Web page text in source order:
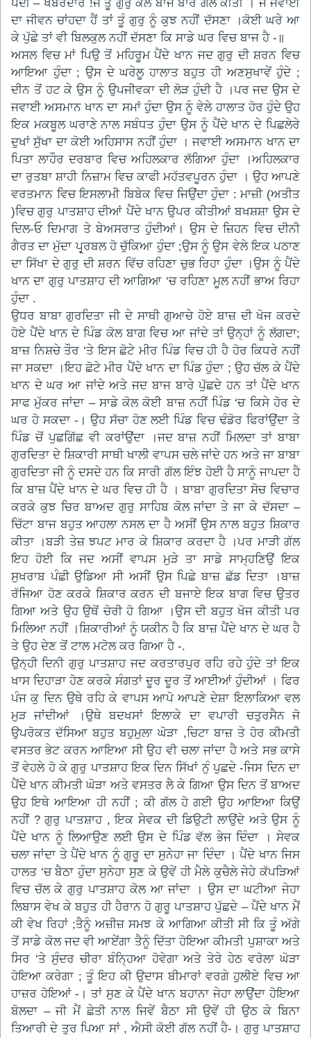
ਪੈਂਦੀ – ਖਬਰਦਾਰ !ਜੇ ਤੂੰ ਗੁਰੁ ਕੋਲ ਬਾਜ ਬਾਰੇ ਗੱਲ ਕੀਤੀ । ਜੇ ਜਵਾਈ
ਦਾ ਜੀਵਨ ਚਾਂਹਦਾ ਹੈਂ ਤਾਂ ਤੂੰ ਗੁਰੁ ਨੂੰ ਕੁਝ ਨਹੀਂ ਦੱਸਣਾ ।ਕੋਈ ਘਰੇ ਆ
ਕੇ ਪੁੱਛੇ ਤਾਂ ਵੀ ਬਿਲਕੁਲ ਨਹੀਂ ਦੱਸਣਾ ਕਿ ਸਾਡੇ ਘਰ ਵਿਚ ਬਾਜ ਹੈ -॥
ਅਸਲ ਵਿਚ ਮਾਂ ਪਿਉ ਤੋਂ ਮਹਿਰੂਮ ਪੈਂਦੇ ਖਾਨ ਜਦ ਗੁਰੁ ਦੀ ਸ਼ਰਨ ਵਿਚ
ਆਇਆ ਹੁੰਦਾ ; ਉਸ ਦੇ ਘਰੇਲੂ ਹਾਲਾਤ ਬਹੁਤ ਹੀ ਅਣਸੁਖਾਵੇਂ ਹੁੰਦੇ ;
ਦੀਨ ਤੋਂ ਹਟ ਕੇ ਉਸ ਨੂੰ ਉਪਜੀਵਕਾ ਦੀ ਲੋੜ ਹੁੰਦੀ ਹੈ ।ਪਰ ਜਦ ਉਸ ਦੇ
ਜਵਾਈ ਅਸਮਾਨ ਖਾਨ ਦਾ ਸਮਾਂ ਹੁੰਦਾ ਉਸ ਨੂੰ ਵੇਲੇ ਹਾਲਾਤ ਹੋਰ ਹੁੰਦੇ ਉਹ
ਇਕ ਮਕਬੂਲ ਘਰਾਣੇ ਨਾਲ ਸਬੰਧਤ ਹੁੰਦਾ ਉਸ ਨੂੰ ਪੈਂਦੇ ਖਾਨ ਦੇ ਪਿਛਲੇਰੇ
ਦੁਖਾਂ ਸੁੱਖਾ ਦਾ ਕੋਈ ਅਹਿਸਾਸ ਨਹੀਂ ਹੁੰਦਾ । ਜਵਾਈ ਅਸਮਾਨ ਖਾਨ ਦਾ
ਪਿਤਾ ਲਾਹੌਰ ਦਰਬਾਰ ਵਿਚ ਅਹਿਲਕਾਰ ਲੱਗਿਆ ਹੁੰਦਾ ।ਅਹਿਲਕਾਰ
ਦਾ ਰੁਤਬਾ ਸ਼ਾਹੀ ਨਿਜ਼ਾਮ ਵਿਚ ਕਾਫੀ ਮਹੱਤਵਪੂਰਨ ਹੁੰਦਾ । ਉਹ ਆਪਣੇ
ਵਰਤਮਾਨ ਵਿਚ ਇਸਲਾਮੀ ਬਿਬੇਕ ਵਿਚ ਜਿਉਂਦਾ ਹੁੰਦਾ : ਮਾਜ਼ੀ (ਅਤੀਤ
)ਵਿਚ ਗੁਰੁ ਪਾਤਸ਼ਾਹ ਦੀਆਂ ਪੈਂਦੇ ਖਾਨ ਉਪਰ ਕੀਤੀਆਂ ਬਖਸ਼ਸ਼ਾ ਉਸ ਦੇ
ਦਿਲ-ਓ ਦਿਮਾਗ ਤੇ ਬੇਅਸਰਾਤ ਹੁੰਦੀਆਂ। ਉਸ ਦੇ ਜ਼ਿਹਨ ਵਿਚ ਦੀਨੀ
ਗੈਰਤ ਦਾ ਮੁੱਦਾ ਪ੍ਰ੍ਰਬਲ ਹੋ ਚੁੱਕਿਆ ਹੁੰਦਾ ;ਉਸ ਨੂੰ ਉਸ ਵੇਲੇ ਇਕ ਪਠਾਣ
ਦਾ ਸਿੱਖਾ ਦੇ ਗੁਰੁ ਦੀ ਸ਼ਰਨ ਵਿੱਚ ਰਹਿਣਾ ਚੁਭ ਰਿਹਾ ਹੁੰਦਾ ।ਉਸ ਨੂੰ ਪੈਂਦੇ
ਖਾਨ ਦਾ ਗੁਰੁ ਪਾਤਸ਼ਾਹ ਦੀ ਆਗਿਆ ‘ਚ ਰਹਿਣਾ ਮੂਲ ਨਹੀਂ ਭਾਅ ਰਿਹਾ
ਹੁੰਦਾ .
ਉਧਰ ਬਾਬਾ ਗੁਰਦਿਤਾ ਜੀ ਦੇ ਸਾਥੀ ਗੁਆਚੇ ਹੋਏ ਬਾਜ਼ ਦੀ ਖੋਜ ਕਰਦੇ
ਹੋਏ ਪੈਂਦੇ ਖਾਨ ਦੇ ਪਿੰਡ ਕੋਲ ਬਾਗ ਵਿਚ ਆ ਜਾਂਦੇ ਤਾਂ ਉਨ੍ਹਾਂ ਨੂੰ ਲੱਗਦਾ;
ਬਾਜ਼ ਨਿਸ਼ਚੇ ਤੌਰ ‘ਤੇ ਇਸ ਛੋਟੇ ਮੀਰ ਪਿੰਡ ਵਿਚ ਹੀ ਹੈ ਹੋਰ ਕਿਧਰੇ ਨਹੀਂ
ਜਾ ਸਕਦਾ ।ਇਹ ਛੋਟੇ ਮੀਰ ਪੈਂਦੇ ਖਾਨ ਦਾ ਪਿੰਡ ਹੁੰਦਾ ; ਉਹ ਚੱਲ ਕੇ ਪੈਂਦੇ
ਖਾਨ ਦੇ ਘਰ ਆ ਜਾਂਦੇ ਅਤੇ ਜਦ ਬਾਜ ਬਾਰੇ ਪੁੱਛਦੇ ਹਨ ਤਾਂ ਪੈਂਦੇ ਖਾਨ
ਸਾਫ ਮੁੱਕਰ ਜਾਂਦਾ – ਸਾਡੇ ਕੋਲ ਕੋਈ ਬਾਜ਼ ਨਹੀਂ ਪਿੰਡ ‘ਚ ਕਿਸੇ ਹੋਰ ਦੇ
ਘਰ ਹੋ ਸਕਦਾ -। ਉਹ ਸੱਚਾ ਹੋਣ ਲਈ ਪਿੰਡ ਵਿਚ ਢੰਡੋਰ ਫਿਰਾਂਉਂਦਾ ਤੇ
ਪਿੰਡ ਚੋਂ ਪੁਛਗਿੱਛ ਵੀ ਕਰਾਂਉਂਦਾ ।ਜਦ ਬਾਜ਼ ਨਹੀਂ ਮਿਲਦਾ ਤਾਂ ਬਾਬਾ
ਗੁਰਦਿਤਾ ਦੇ ਸ਼ਿਕਾਰੀ ਸਾਥੀ ਖਾਲੀ ਵਾਪਸ ਚਲੇ ਜਾਂਦੇ ਹਨ ਅਤੇ ਜਾ ਬਾਬਾ
ਗੁਰਦਿਤਾ ਜੀ ਨੂੰ ਦਸਦੇ ਹਨ ਕਿ ਸਾਰੀ ਗੱਲ ਇੰਝ ਹੋਈ ਹੈ ਸਾਨੂੰ ਜਾਪਦਾ ਹੈ
ਕਿ ਬਾਜ਼ ਪੈਂਦੇ ਖਾਨ ਦੇ ਘਰ ਵਿਚ ਹੀ ਹੈ । ਬਾਬਾ ਗੁਰਦਿਤਾ ਸੋਚ ਵਿਚਾਰ
ਕਰਕੇ ਕੁਝ ਚਿਰ ਬਾਅਦ ਗੁਰੁ ਸਾਹਿਬ ਕੋਲ ਜਾਂਦਾ ਤੇ ਜਾ ਕੇ ਦੱਸਦਾ –
ਚਿੱਟਾ ਬਾਜ ਬਹੁਤ ਆਹਲਾ ਨਸਲ ਦਾ ਹੈ ਅਸੀਂ ਉਸ ਨਾਲ ਬਹੁਤ ਸ਼ਿਕਾਰ
ਕੀਤਾ ।ਬੜੀ ਤੇਜ਼ ਝਪਟ ਮਾਰ ਕੇ ਸ਼ਿਕਾਰ ਕਰਦਾ ਹੈ ।ਪਰ ਮਾੜੀ ਗੱਲ
ਇਹ ਹੋਈ ਕਿ ਜਦ ਅਸੀਂ ਵਾਪਸ ਮੁੜੇ ਤਾ ਸਾਡੇ ਸਾਮ੍ਹਣਿਉਂ ਇਕ
ਸੁਖਰਾਬ ਪੰਛੀ ਉਡਿਆ ਸੀ ਅਸੀਂ ਉਸ ਪਿਛੇ ਬਾਜ਼ ਛੱਡ ਦਿਤਾ ।ਬਾਜ਼
ਰੱਜਿਆ ਹੋਣ ਕਰਕੇ ਸ਼ਿਕਾਰ ਕਰਨ ਦੀ ਬਜਾਏ ਇਕ ਬਾਗ ਵਿਚ ਉਤਰ
ਗਿਆ ਅਤੇ ਉਹ ਉਥੋਂ ਚੋਰੀ ਹੋ ਗਿਆ ।ਉਸ ਦੀ ਬਹੁਤ ਖੋਜ ਕੀਤੀ ਪਰ
ਮਿਲਿਆ ਨਹੀਂ ।ਸ਼ਿਕਾਰੀਆਂ ਨੂੰ ਯਕੀਨ ਹੈ ਕਿ ਬਾਜ਼ ਪੈਂਦੇ ਖਾਨ ਦੇ ਘਰ ਹੈ
ਤੇ ਉਹ ਦੇਣ ਤੋਂ ਟਾਲ ਮਟੋਲ ਕਰ ਗਿਆ ਹੈ -.
ਉਨ੍ਹੀ ਦਿਨੀ ਗੁਰੁ ਪਾਤਸ਼ਾਹ ਜਦ ਕਰਤਾਰਪੁਰ ਰਹਿ ਰਹੇ ਹੁੰਦੇ ਤਾਂ ਇਕ
ਖਾਸ ਦਿਹਾੜਾ ਹੋਣ ਕਰਕੇ ਸੰਗਤਾਂ ਦੂਰ ਦੂਰ ਤੋਂ ਆਈਆਂ ਹੁੰਦੀਆਂ । ਫਿਰ
ਪੰਜ ਕੁ ਦਿਨ ਉਥੇ ਰਹਿ ਕੇ ਵਾਪਸ ਆਪੋ ਆਪਣੇ ਦੇਸ਼ਾ ਇਲਾਕਿਆ ਵਲ
ਮੁੜ ਜਾਂਦੀਆਂ ।ਉਥੇ ਬਦਖਸਾਂ ਇਲਾਕੇ ਦਾ ਵਪਾਰੀ ਚਤੁਰਸੈਨ ਜੋ
ਉਪਰੋਕਤ ਦੱਸਿਆ ਬਹੁਤ ਬਹੁਮੁਲਾ ਘੋੜਾ ,ਚਿਟਾ ਬਾਜ਼ ਤੇ ਹੋਰ ਕੀਮਤੀ
ਵਸਤਰ ਭੇਟ ਕਰਨ ਆਇਆ ਸੀ ਉਹ ਵੀ ਚਲਾ ਜਾਂਦਾ ਹੈ ਅਤੇ ਸਭ ਕਾਸੇ
ਤੋਂ ਵੇਹਲੇ ਹੋ ਕੇ ਗੁਰੁ ਪਾਤਸ਼ਾਹ ਇਕ ਦਿਨ ਸਿੱਖਾਂ ਨੁੰ ਪੁਛਦੇ -ਜਿਸ ਦਿਨ ਦਾ
ਪੈਂਦੇ ਖਾਨ ਕੀਮਤੀ ਘੋੜਾ ਅਤੇ ਵਸਤਰ ਲੈ ਕੇ ਗਿਆ ਉਸ ਦਿਨ ਤੋਂ ਬਾਅਦ
ਉਹ ਇਥੇ ਆਇਆ ਹੀ ਨਹੀਂ ; ਕੀ ਗੱਲ ਹੋ ਗਈ ਉਹ ਆਇਆ ਕਿਉਂ
ਨਹੀਂ ? ਗੁਰੁ ਪਾਤਸ਼ਾਹ , ਇਕ ਸੇਵਕ ਦੀ ਡਿਉਟੀ ਲਾਉਂਦੇ ਅਤੇ ਉਸ ਨੂੰ
ਪੈਂਦੇ ਖਾਨ ਨੂੰ ਲਿਆਉਣ ਲਈ ਉਸ ਦੇ ਪਿੰਡ ਵੱਲ ਭੇਜ ਦਿੰਦਾ । ਸੇਵਕ
ਚਲਾ ਜਾਂਦਾ ਤੇ ਪੈਂਦੇ ਖਾਨ ਨੂੰ ਗੁਰੂ ਦਾ ਸੁਨੇਹਾ ਜਾ ਦਿੰਦਾ । ਪੈਂਦੇ ਖਾਨ ਜਿਸ
ਹਾਲਤ ‘ਚ ਬੈਠਾ ਹੁੰਦਾ ਸੁਨੇਹਾ ਸੁਣ ਕੇ ਉਵੇਂ ਹੀ ਮੈਲੇ ਕੁਚੈਲੇ ਜੇਹੇ ਕੱਪੜਿਆਂ
ਵਿਚ ਚੱਲ ਕੇ ਗੁਰੁ ਪਾਤਸ਼ਾਹ ਕੋਲ ਆ ਜਾਂਦਾ । ਉਸ ਦਾ ਘਟੀਆ ਜੇਹਾ
ਲਿਬਾਸ ਵੇਖ ਕੇ ਬਹੁਤ ਹੀ ਹੈਰਾਨ ਹੋ ਗੁਰੂ ਪਾਤਸ਼ਾਹ ਪੁੱਛਦੇ – ਪੈਂਦੇ ਖਾਨ ਮੈਂ
ਕੀ ਵੇਖ ਰਿਹਾਂ ;ਤੈਨੂੰ ਅਜ਼ੀਜ਼ ਸਮਝ ਕੇ ਆਗਿਆ ਕੀਤੀ ਸੀ ਕਿ ਤੂੰ ਅੱਗੇ
ਤੋਂ ਸਾਡੇ ਕੋਲ ਜਦ ਵੀ ਆਏਂਗਾ ਤੈਨੂੰ ਦਿੱਤਾ ਹੋਇਆ ਕੀਮਤੀ ਪੁਸ਼ਾਕਾ ਅਤੇ
ਸਿਰ ‘ਤੇ ਸੁੰਦਰ ਚੀਰਾ ਬੰਨ੍ਹਿਆ ਹੋਵੇਗਾ ਅਤੇ ਤੇਰੇ ਹੇਠ ਵਰੋਲਾ ਘੋੜਾ
ਹੋਇਆ ਕਰੇਗਾ ; ਤੂੰ ਇਹ ਕੀ ਉਦਾਸ ਬੀਮਾਰਾਂ ਵਰਗੇ ਹੁਲੀਏ ਵਿਚ ਆ
ਹਾਜ਼ਰ ਹੋਇਆਂ -। ਤਾਂ ਸੁਣ ਕੇ ਪੈਂਦੇ ਖਾਨ ਬਹਾਨਾ ਜੇਹਾ ਲਾਉਂਦਾ ਹੋਇਆ
ਬੋਲਦਾ – ਜੀ ਮੈਂ ਛੇਤੀ ਨਾਲ ਜਿਵੇਂ ਬੈਠਾ ਸੀ ਉਵੇਂ ਹੀ ਉਠ ਕੇ ਬਿਨਾ
ਤਿਆਰੀ ਦੇ ਤੁਰ ਪਿਆ ਸਾਂ , ਐਸੀ ਕੋਈ ਗੱਲ ਨਹੀਂ ਹੈ-। ਗੁਰੁ ਪਾਤਸ਼ਾਹ